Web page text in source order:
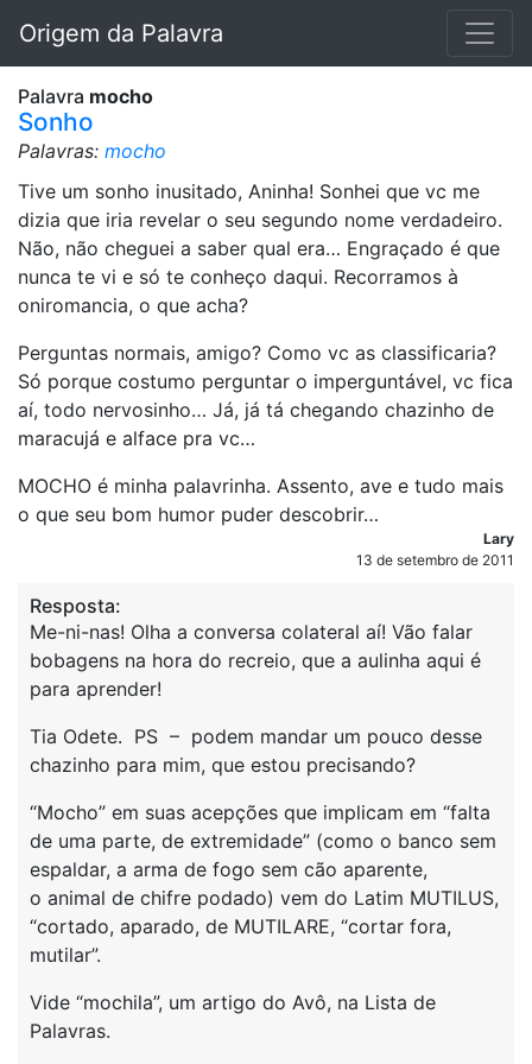
Origem da Palavra
Palavra mocho
Sonho
Palavras: mocho
Tive um sonho inusitado, Aninha! Sonhei que vc me
dizia que iria revelar o seu segundo nome verdadeiro.
Não, não cheguei a saber qual era… Engraçado é que
nunca te vi e só te conheço daqui. Recorramos à
oniromancia, o que acha?
Perguntas normais, amigo? Como vc as classificaria?
Só porque costumo perguntar o imperguntável, vc fica
aí, todo nervosinho… Já, já tá chegando chazinho de
maracujá e alface pra vc…
MOCHO é minha palavrinha. Assento, ave e tudo mais
o que seu bom humor puder descobrir…
Lary
13 de setembro de 2011
Resposta:
Me-ni-nas! Olha a conversa colateral aí! Vão falar
bobagens na hora do recreio, que a aulinha aqui é
para aprender!
Tia Odete. PS – podem mandar um pouco desse
chazinho para mim, que estou precisando?
“Mocho” em suas acepções que implicam em “falta
de uma parte, de extremidade” (como o banco sem
espaldar, a arma de fogo sem cão aparente,
o animal de chifre podado) vem do Latim MUTILUS,
“cortado, aparado, de MUTILARE, “cortar fora,
mutilar”.
Vide “mochila”, um artigo do Avô, na Lista de
Palavras.